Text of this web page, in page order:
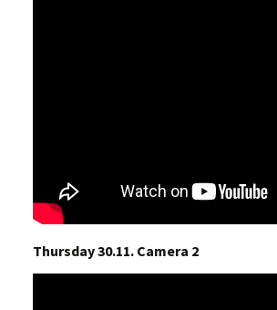
Thursday 30.11. Camera 2